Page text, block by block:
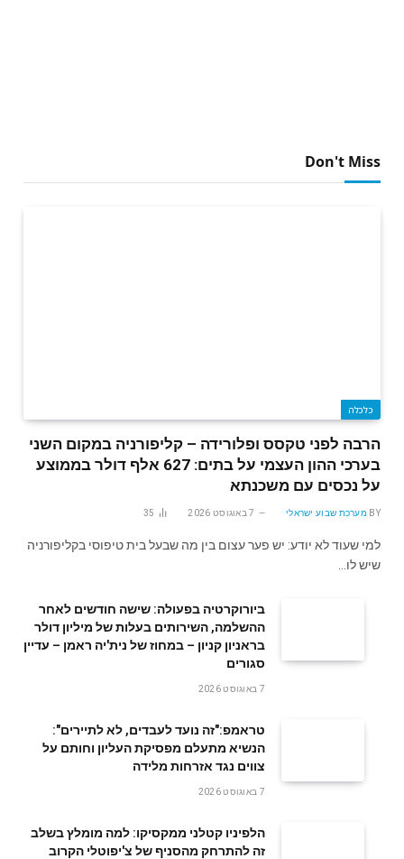
Don't Miss
כלכלה
הרבה לפני טקסס ופלורידה – קליפורניה במקום השני
בערכי ההון העצמי על בתים: 627 אלף דולר בממוצע
על נכסים עם משכנתא
BY מערכת שבוע ישראלי 7 באוגוסט 2026 35
למי שעוד לא יודע: יש פער עצום בין מה שבעל בית טיפוסי בקליפורניה
שיש לו…
ביורוקרטיה בפעולה: שישה חודשים לאחר
ההשלמה, השירותים בעלות של מיליון דולר
בראניון קניון – במחוז של נית'יה ראמן – עדיין
סגורים
7 באוגוסט 2026
טראמפ:"זה נועד לעבדים, לא לתיירים":
הנשיא מתעלם מפסיקת העליון וחותם על
צווים נגד אזרחות מלידה
7 באוגוסט 2026
הלפיניו קטלני ממקסיקו: למה מומלץ בשלב
זה להתרחק מהסניף של צ'יפוטלי הקרוב